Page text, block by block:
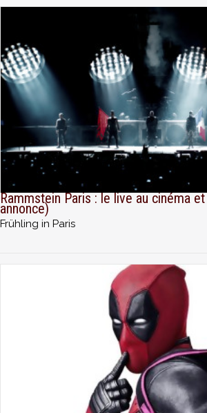
Rammstein Paris : le live au cinéma
annonce)
Frühling in Paris